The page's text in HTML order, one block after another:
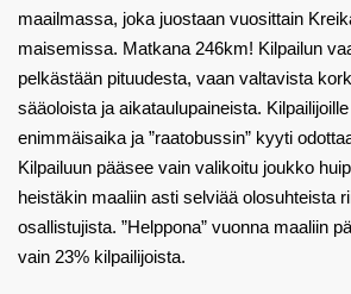
maailmassa, joka juostaan vuosittain
maisemissa. Matkana 246km! Kilpailun
pelkästään pituudesta, vaan valtavista
sääoloista ja aikataulupaineista.
enimmäisaika ja ”raatobussin” kyyti
Kilpailuun pääsee vain valikoitu joukko
heistäkin maaliin asti selviää olosuhteista
osallistujista. ”Helppona” vuonna maaliin
vain 23% kilpailijoista.